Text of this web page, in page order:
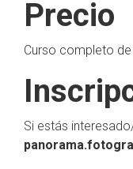
Precio
Curso completo
Si estás